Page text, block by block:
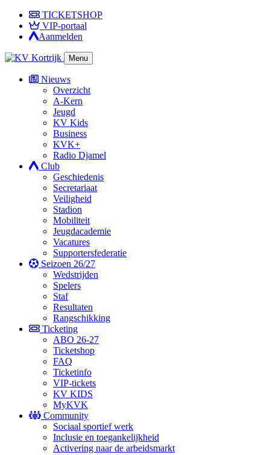
TICKETSHOP
VIP-portaal
Aanmelden
Menu
Nieuws
Overzicht
A-Kern
Jeugd
KV Kids
Business
KVK+
Radio Djamel
Club
Geschiedenis
Secretariaat
Veiligheid
Stadion
Mobiliteit
Jeugdacademie
Vacatures
Supportersfederatie
Seizoen 26/27
Wedstrijden
Spelers
Staf
Resultaten
Rangschikking
Ticketing
ABO 26-27
Ticketshop
FAQ
Ticketinfo
VIP-tickets
KV KIDS
MyKVK
Community
Sociaal sportief werk
Inclusie en toegankelijkheid
Activering naar de arbeidsmarkt